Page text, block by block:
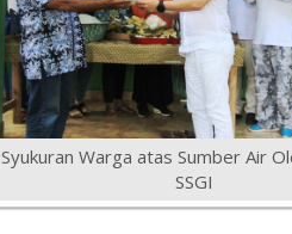
Syukuran Warga atas Sumber Air
SSGI